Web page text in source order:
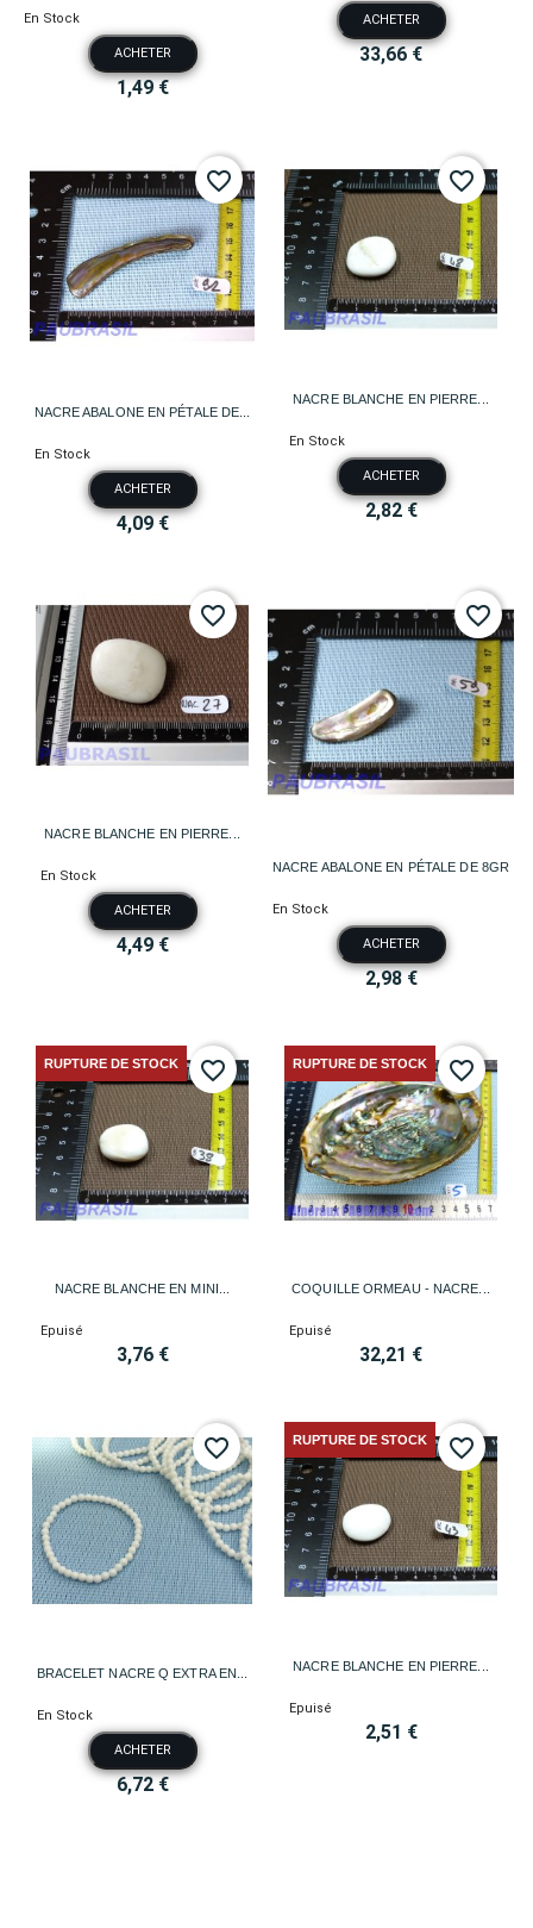
En Stock
ACHETER
1,49 €
ACHETER
33,66 €
NACRE ABALONE EN PÉTALE DE...
En Stock
ACHETER
4,09 €
favorite_border
NACRE BLANCHE EN PIERRE...
En Stock
ACHETER
2,82 €
favorite_border
NACRE BLANCHE EN PIERRE...
En Stock
ACHETER
4,49 €
favorite_border
NACRE ABALONE EN PÉTALE DE 8GR
En Stock
ACHETER
2,98 €
favorite_border
NACRE BLANCHE EN MINI...
Epuisé
3,76 €
RUPTURE DE STOCK favorite_border
COQUILLE ORMEAU - NACRE...
Epuisé
32,21 €
RUPTURE DE STOCK favorite_border
BRACELET NACRE Q EXTRA EN...
En Stock
ACHETER
6,72 €
favorite_border
NACRE BLANCHE EN PIERRE...
Epuisé
2,51 €
RUPTURE DE STOCK favorite_border